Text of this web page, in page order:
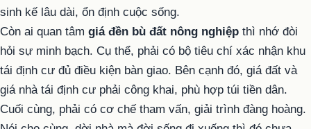
sinh kế lâu dài, ổn định cuộc sống.
Còn ai quan tâm giá đền bù đất nông nghiệp thì nhớ đòi
hỏi sự minh bạch. Cụ thể, phải có bộ tiêu chí xác nhận khu
tái định cư đủ điều kiện bàn giao. Bên cạnh đó, giá đất và
giá nhà tái định cư phải công khai, phù hợp túi tiền dân.
Cuối cùng, phải có cơ chế tham vấn, giải trình đàng hoàng.